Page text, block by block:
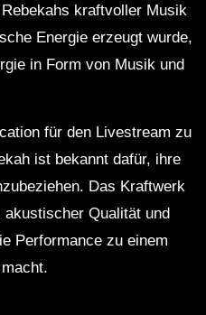
kraftvoller Musik
Energie erzeugt wurde,
in Form von Musik und
für den Livestream zu
ist bekannt dafür, ihre
Das Kraftwerk
akustischer Qualität und
Performance zu einem